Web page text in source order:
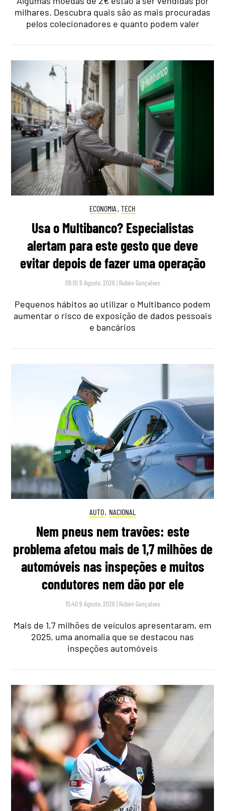
milhares. Descubra quais são as mais procuradas
pelos colecionadores e quanto podem valer
ECONOMIA , TECH
Usa o Multibanco? Especialistas
alertam para este gesto que deve
evitar depois de fazer uma operação
09:10 9 Agosto, 2026 | Rubén Gonçalves
Pequenos hábitos ao utilizar o Multibanco podem
aumentar o risco de exposição de dados pessoais
e bancários
AUTO, NACIONAL
Nem pneus nem travões: este
problema afetou mais de 1,7 milhões de
automóveis nas inspeções e muitos
condutores nem dão por ele
15:40 9 Agosto, 2026 | Rubén Gonçalves
Mais de 1,7 milhões de veículos apresentaram, em
2025, uma anomalia que se destacou nas
inspeções automóveis